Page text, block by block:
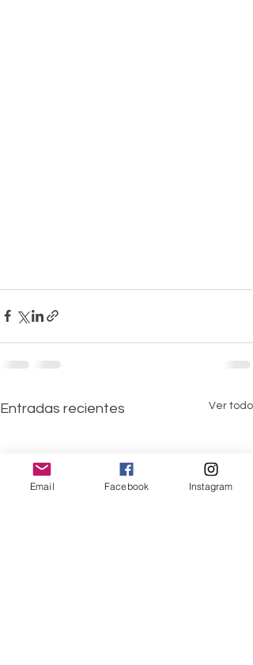
Entradas recientes Ver todo
Email Facebook Instagram